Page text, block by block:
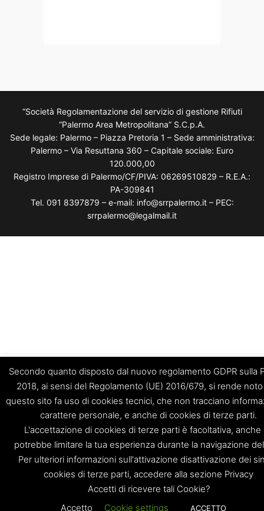
“Società Regolamentazione del servizio di gestione Rifiuti
“Palermo Area Metropolitana” S.C.p.A.
Sede legale: Palermo – Piazza Pretoria 1 – Sede amministrativa:
Palermo – Via Resuttana 360 – Capitale sociale: Euro
120.000,00
Registro Imprese di Palermo/CF/PIVA: 06269510829 – R.E.A.:
PA-309841
Tel. 091 8397879 – e-mail: info@srrpalermo.it – PEC:
srrpalermo@legalmail.it
Secondo quanto disposto dal nuovo regolamento GDPR sulla
2018, ai sensi del Regolamento (UE) 2016/679, si rende
questo sito fa uso di cookies tecnici, che non tracciano
carattere personale, e anche di cookies di terze parti.
L'accettazione di cookies di terze parti è facoltativa, anche
potrebbe limitare la tua esperienza durante la navigazione
Per ulteriori informazioni sull'attivazione disattivazione dei
cookies di terze parti, accedere alla sezione Privacy
Accetti di ricevere tali Cookie?
Accetto
Cookie settings ACCETTO